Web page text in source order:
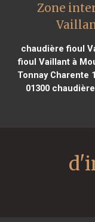
Zone
chaudière fioul
fioul Vaillant à
Tonnay Charente
01300